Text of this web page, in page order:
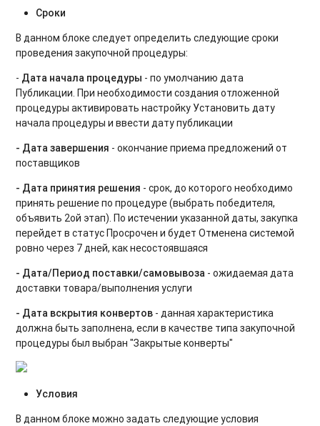
Сроки
В данном блоке следует определить следующие сроки
проведения закупочной процедуры:
- Дата начала процедуры - по умолчанию дата
Публикации. При необходимости создания отложенной
процедуры активировать настройку Установить дату
начала процедуры и ввести дату публикации
- Дата завершения - окончание приема предложений от
поставщиков
- Дата принятия решения - срок, до которого необходимо
принять решение по процедуре (выбрать победителя,
объявить 2ой этап). По истечении указанной даты, закупка
перейдет в статус Просрочен и будет Отменена системой
ровно через 7 дней, как несостоявшаяся
- Дата/Период поставки/самовывоза - ожидаемая дата
доставки товара/выполнения услуги
- Дата вскрытия конвертов - данная характеристика
должна быть заполнена, если в качестве типа закупочной
процедуры был выбран "Закрытые конверты"
Условия
В данном блоке можно задать следующие условия